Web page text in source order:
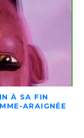
À SA FIN
ARAIGNÉE